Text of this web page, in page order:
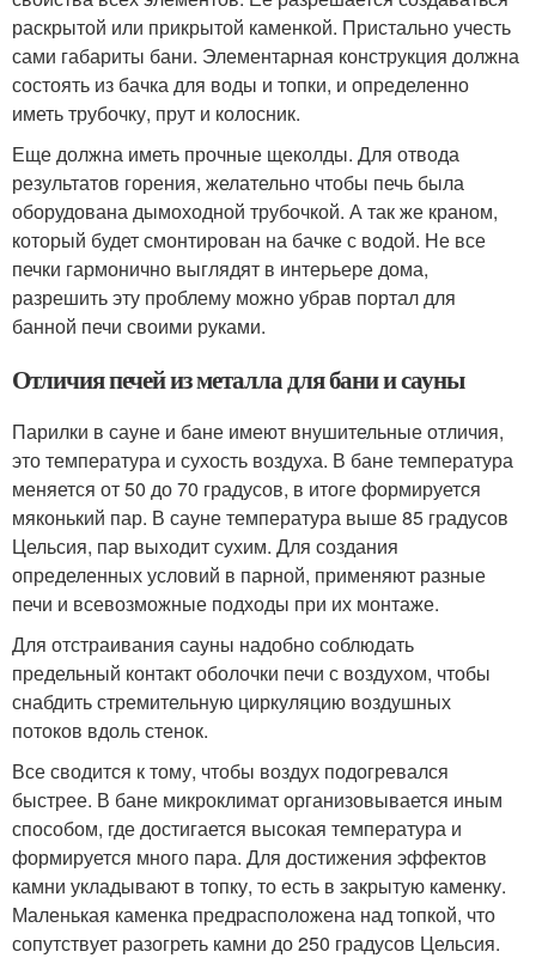
раскрытой или прикрытой каменкой. Пристально учесть
сами габариты бани. Элементарная конструкция должна
состоять из бачка для воды и топки, и определенно
иметь трубочку, прут и колосник.
Еще должна иметь прочные щеколды. Для отвода
результатов горения, желательно чтобы печь была
оборудована дымоходной трубочкой. А так же краном,
который будет смонтирован на бачке с водой. Не все
печки гармонично выглядят в интерьере дома,
разрешить эту проблему можно убрав портал для
банной печи своими руками.
Отличия печей из металла для бани и сауны
Парилки в сауне и бане имеют внушительные отличия,
это температура и сухость воздуха. В бане температура
меняется от 50 до 70 градусов, в итоге формируется
мяконький пар. В сауне температура выше 85 градусов
Цельсия, пар выходит сухим. Для создания
определенных условий в парной, применяют разные
печи и всевозможные подходы при их монтаже.
Для отстраивания сауны надобно соблюдать
предельный контакт оболочки печи с воздухом, чтобы
снабдить стремительную циркуляцию воздушных
потоков вдоль стенок.
Все сводится к тому, чтобы воздух подогревался
быстрее. В бане микроклимат организовывается иным
способом, где достигается высокая температура и
формируется много пара. Для достижения эффектов
камни укладывают в топку, то есть в закрытую каменку.
Маленькая каменка предрасположена над топкой, что
сопутствует разогреть камни до 250 градусов Цельсия.